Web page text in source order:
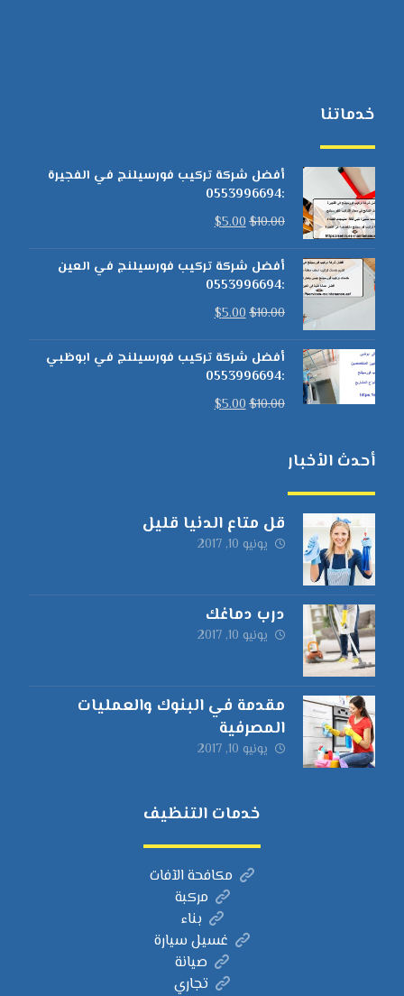
خدماتنا
أفضل شركة تركيب فورسيلنج في الفجيرة
:0553996694
$10.00
$5.00
أفضل شركة تركيب فورسيلنج في العين
:0553996694
$10.00
$5.00
أفضل شركة تركيب فورسيلنج في ابوظبي
:0553996694
$10.00
$5.00
أحدث الأخبار
قل متاع الدنيا قليل
يونيو 10, 2017
درب دماغك
يونيو 10, 2017
مقدمة في البنوك والعمليات
المصرفية
يونيو 10, 2017
خدمات التنظيف
مكافحة الآفات
مركبة
بناء
غسيل سيارة
صيانة
تجاري